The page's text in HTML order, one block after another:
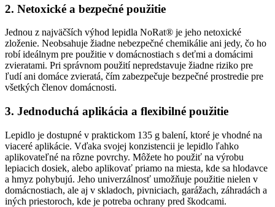
2. Netoxické a bezpečné použitie
Jednou z najväčších výhod lepidla NoRat® je jeho netoxické
zloženie. Neobsahuje žiadne nebezpečné chemikálie ani jedy, čo ho
robí ideálnym pre použitie v domácnostiach s deťmi a domácimi
zvieratami. Pri správnom použití nepredstavuje žiadne riziko pre
ľudí ani domáce zvieratá, čím zabezpečuje bezpečné prostredie pre
všetkých členov domácnosti.
3. Jednoduchá aplikácia a flexibilné použitie
Lepidlo je dostupné v praktickom 135 g balení, ktoré je vhodné na
viaceré aplikácie. Vďaka svojej konzistencii je lepidlo ľahko
aplikovateľné na rôzne povrchy. Môžete ho použiť na výrobu
lepiacich dosiek, alebo aplikovať priamo na miesta, kde sa hlodavce
a hmyz pohybujú. Jeho univerzálnosť umožňuje použitie nielen v
domácnostiach, ale aj v skladoch, pivniciach, garážach, záhradách a
iných priestoroch, kde je potreba ochrany pred škodcami.